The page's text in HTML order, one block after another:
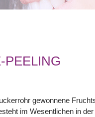
PEELING
gewonnene
im Wesentlichen in